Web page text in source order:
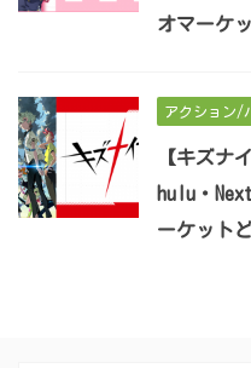
オマーケ
アクション/
【キズナ
hulu・
ーケット